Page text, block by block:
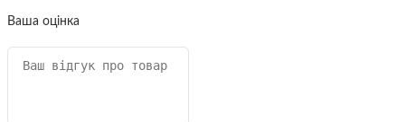
Ваша оцінка